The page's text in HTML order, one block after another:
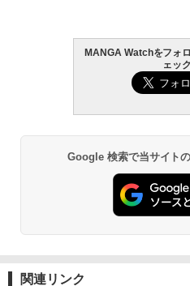
MANGA Watchをフォ
ェッ
Google 検索で当サイト
関連リンク